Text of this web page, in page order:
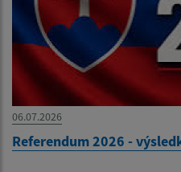
06.07.2026
Referendum 2026 -